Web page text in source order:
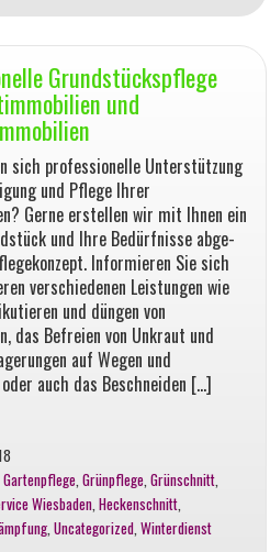
Grundstückspflege
und
sich professionelle Unterstützung
und Pflege Ihrer
Gerne erstellen wir mit Ihnen ein
und Ihre Bedürfnisse ab­ge­
Informieren Sie sich
verschiedenen Leistungen wie
und düngen von
das Befreien von Unkraut und
auf Wegen und
auch das Beschneiden […]
Gartenpflege,Grünpflege,Grünschnitt,
Wiesbaden,Heckenschnitt,
,Uncategorized,Winterdienst